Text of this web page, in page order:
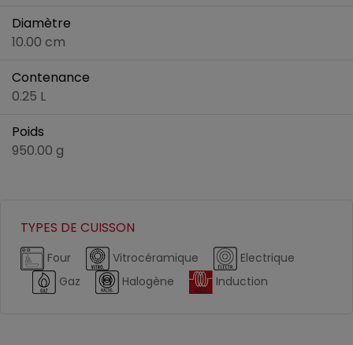
Diamètre
10.00 cm
Contenance
0.25 L
Poids
950.00 g
TYPES DE CUISSON
Four Vitrocéramique
Electrique
Gaz
Halogène Induction